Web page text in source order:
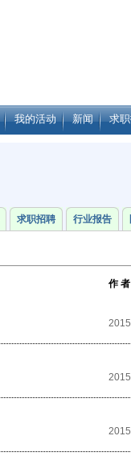
我的活动 新闻 求
求职招聘 行业报告
作 者